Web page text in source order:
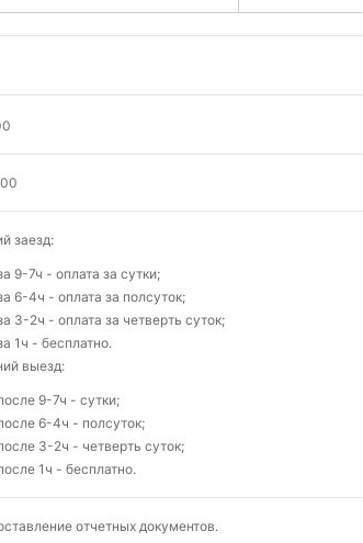
заезд:
9-7ч - оплата за сутки;
6-4ч - оплата за полсуток;
3-2ч - оплата за четверть суток;
1ч - бесплатно.
выезд:
9-7ч - сутки;
6-4ч - полсуток;
3-2ч - четверть суток;
1ч - бесплатно.
отчетных документов.